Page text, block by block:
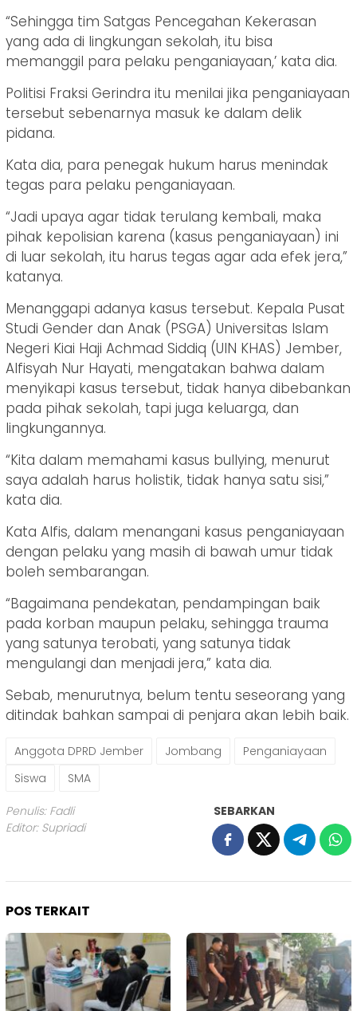
“Sehingga tim Satgas Pencegahan Kekerasan
yang ada di lingkungan sekolah, itu bisa
memanggil para pelaku penganiayaan,’ kata dia.
Politisi Fraksi Gerindra itu menilai jika penganiayaan
tersebut sebenarnya masuk ke dalam delik
pidana.
Kata dia, para penegak hukum harus menindak
tegas para pelaku penganiayaan.
“Jadi upaya agar tidak terulang kembali, maka
pihak kepolisian karena (kasus penganiayaan) ini
di luar sekolah, itu harus tegas agar ada efek jera,”
katanya.
Menanggapi adanya kasus tersebut. Kepala Pusat
Studi Gender dan Anak (PSGA) Universitas Islam
Negeri Kiai Haji Achmad Siddiq (UIN KHAS) Jember,
Alfisyah Nur Hayati, mengatakan bahwa dalam
menyikapi kasus tersebut, tidak hanya dibebankan
pada pihak sekolah, tapi juga keluarga, dan
lingkungannya.
“Kita dalam memahami kasus bullying, menurut
saya adalah harus holistik, tidak hanya satu sisi,”
kata dia.
Kata Alfis, dalam menangani kasus penganiayaan
dengan pelaku yang masih di bawah umur tidak
boleh sembarangan.
“Bagaimana pendekatan, pendampingan baik
pada korban maupun pelaku, sehingga trauma
yang satunya terobati, yang satunya tidak
mengulangi dan menjadi jera,” kata dia.
Sebab, menurutnya, belum tentu seseorang yang
ditindak bahkan sampai di penjara akan lebih baik.
Anggota DPRD Jember Jombang
Penganiayaan
Siswa
SMA
Penulis: Fadli
Editor: Supriadi
SEBARKAN
POS TERKAIT